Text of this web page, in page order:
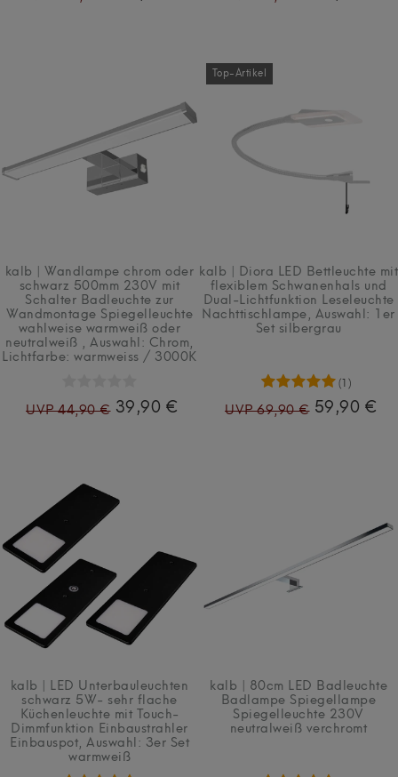
kalb | Wandlampe chrom oder
schwarz 500mm 230V mit
Schalter Badleuchte zur
Wandmontage Spiegelleuchte
wahlweise warmweiß oder
neutralweiß
, Auswahl: Chrom
Lichtfarbe: warmweiss / 3000K
UVP 44,90 € 39,90 €
Top-Artikel
kalb | Diora LED Bettleuchte mit
flexiblem Schwanenhals und
Dual-Lichtfunktion Leseleuchte
Nachttischlampe , Auswahl: 1er
Set silbergrau
(1)
UVP 69,90 € 59,90 €
kalb | LED Unterbauleuchten
schwarz 5W- sehr flache
Küchenleuchte mit Touch-
Dimmfunktion Einbaustrahler
Einbauspot , Auswahl: 3er Set
warmweiß
kalb | 80cm LED Badleuchte
Badlampe Spiegellampe
Spiegelleuchte 230V
neutralweiß verchromt